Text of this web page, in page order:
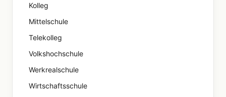
Kolleg
Mittelschule
Telekolleg
Volkshochschule
Werkrealschule
Wirtschaftsschule